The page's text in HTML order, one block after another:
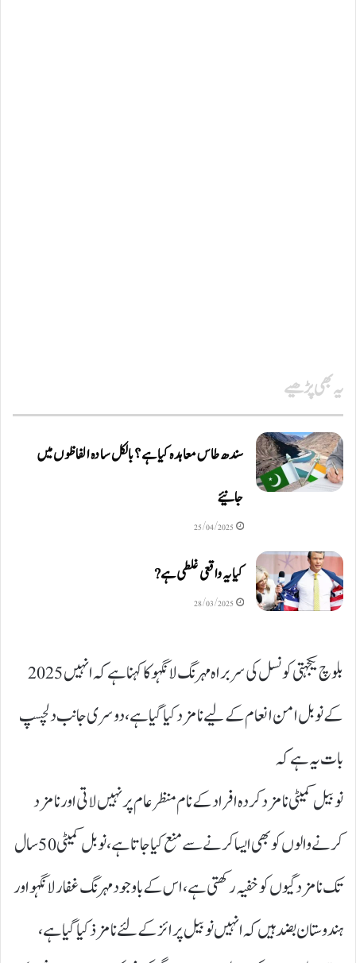
یہ بھی پڑھیے
سندھ طاس معاہدہ کیا ہے ؟ بالکل سادہ الفاظوں میں
جانیئے
25/04/2025
کیا یہ واقعی غلطی ہے?
28/03/2025
بلوچ یکجہتی کونسل کی سربراہ مہرنگ لانگہو کا کہنا ہے کہ انہیں 2025
کے نوبل امن انعام کے لیے نامزد کیا گیا ہے، دوسری جانب دلچسپ
بات یہ ہے کہ
نوبیل کمیٹی نامزد کردہ افراد کے نام منظر عام پر نہیں لاتی اور نامزد
کرنے والوں کو بھی ایسا کرنے سے منع کیا جاتا ہے، نوبل کمیٹی 50 سال
تک نامزدگیوں کو خفیہ رکھتی ہے، اس کے باوجود مہرنگ غفار لانگہو اور
ہندوستان بضد ہیں کہ انہیں نوبیل پرائز کے لئے نامزذ کیا گیا ہے،